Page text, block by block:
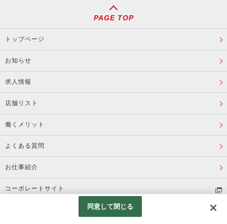
PAGE TOP
トップページ
お知らせ
求人情報
店舗リスト
働くメリット
よくある質問
お仕事紹介
コーポレートサイト
同意して閉じる